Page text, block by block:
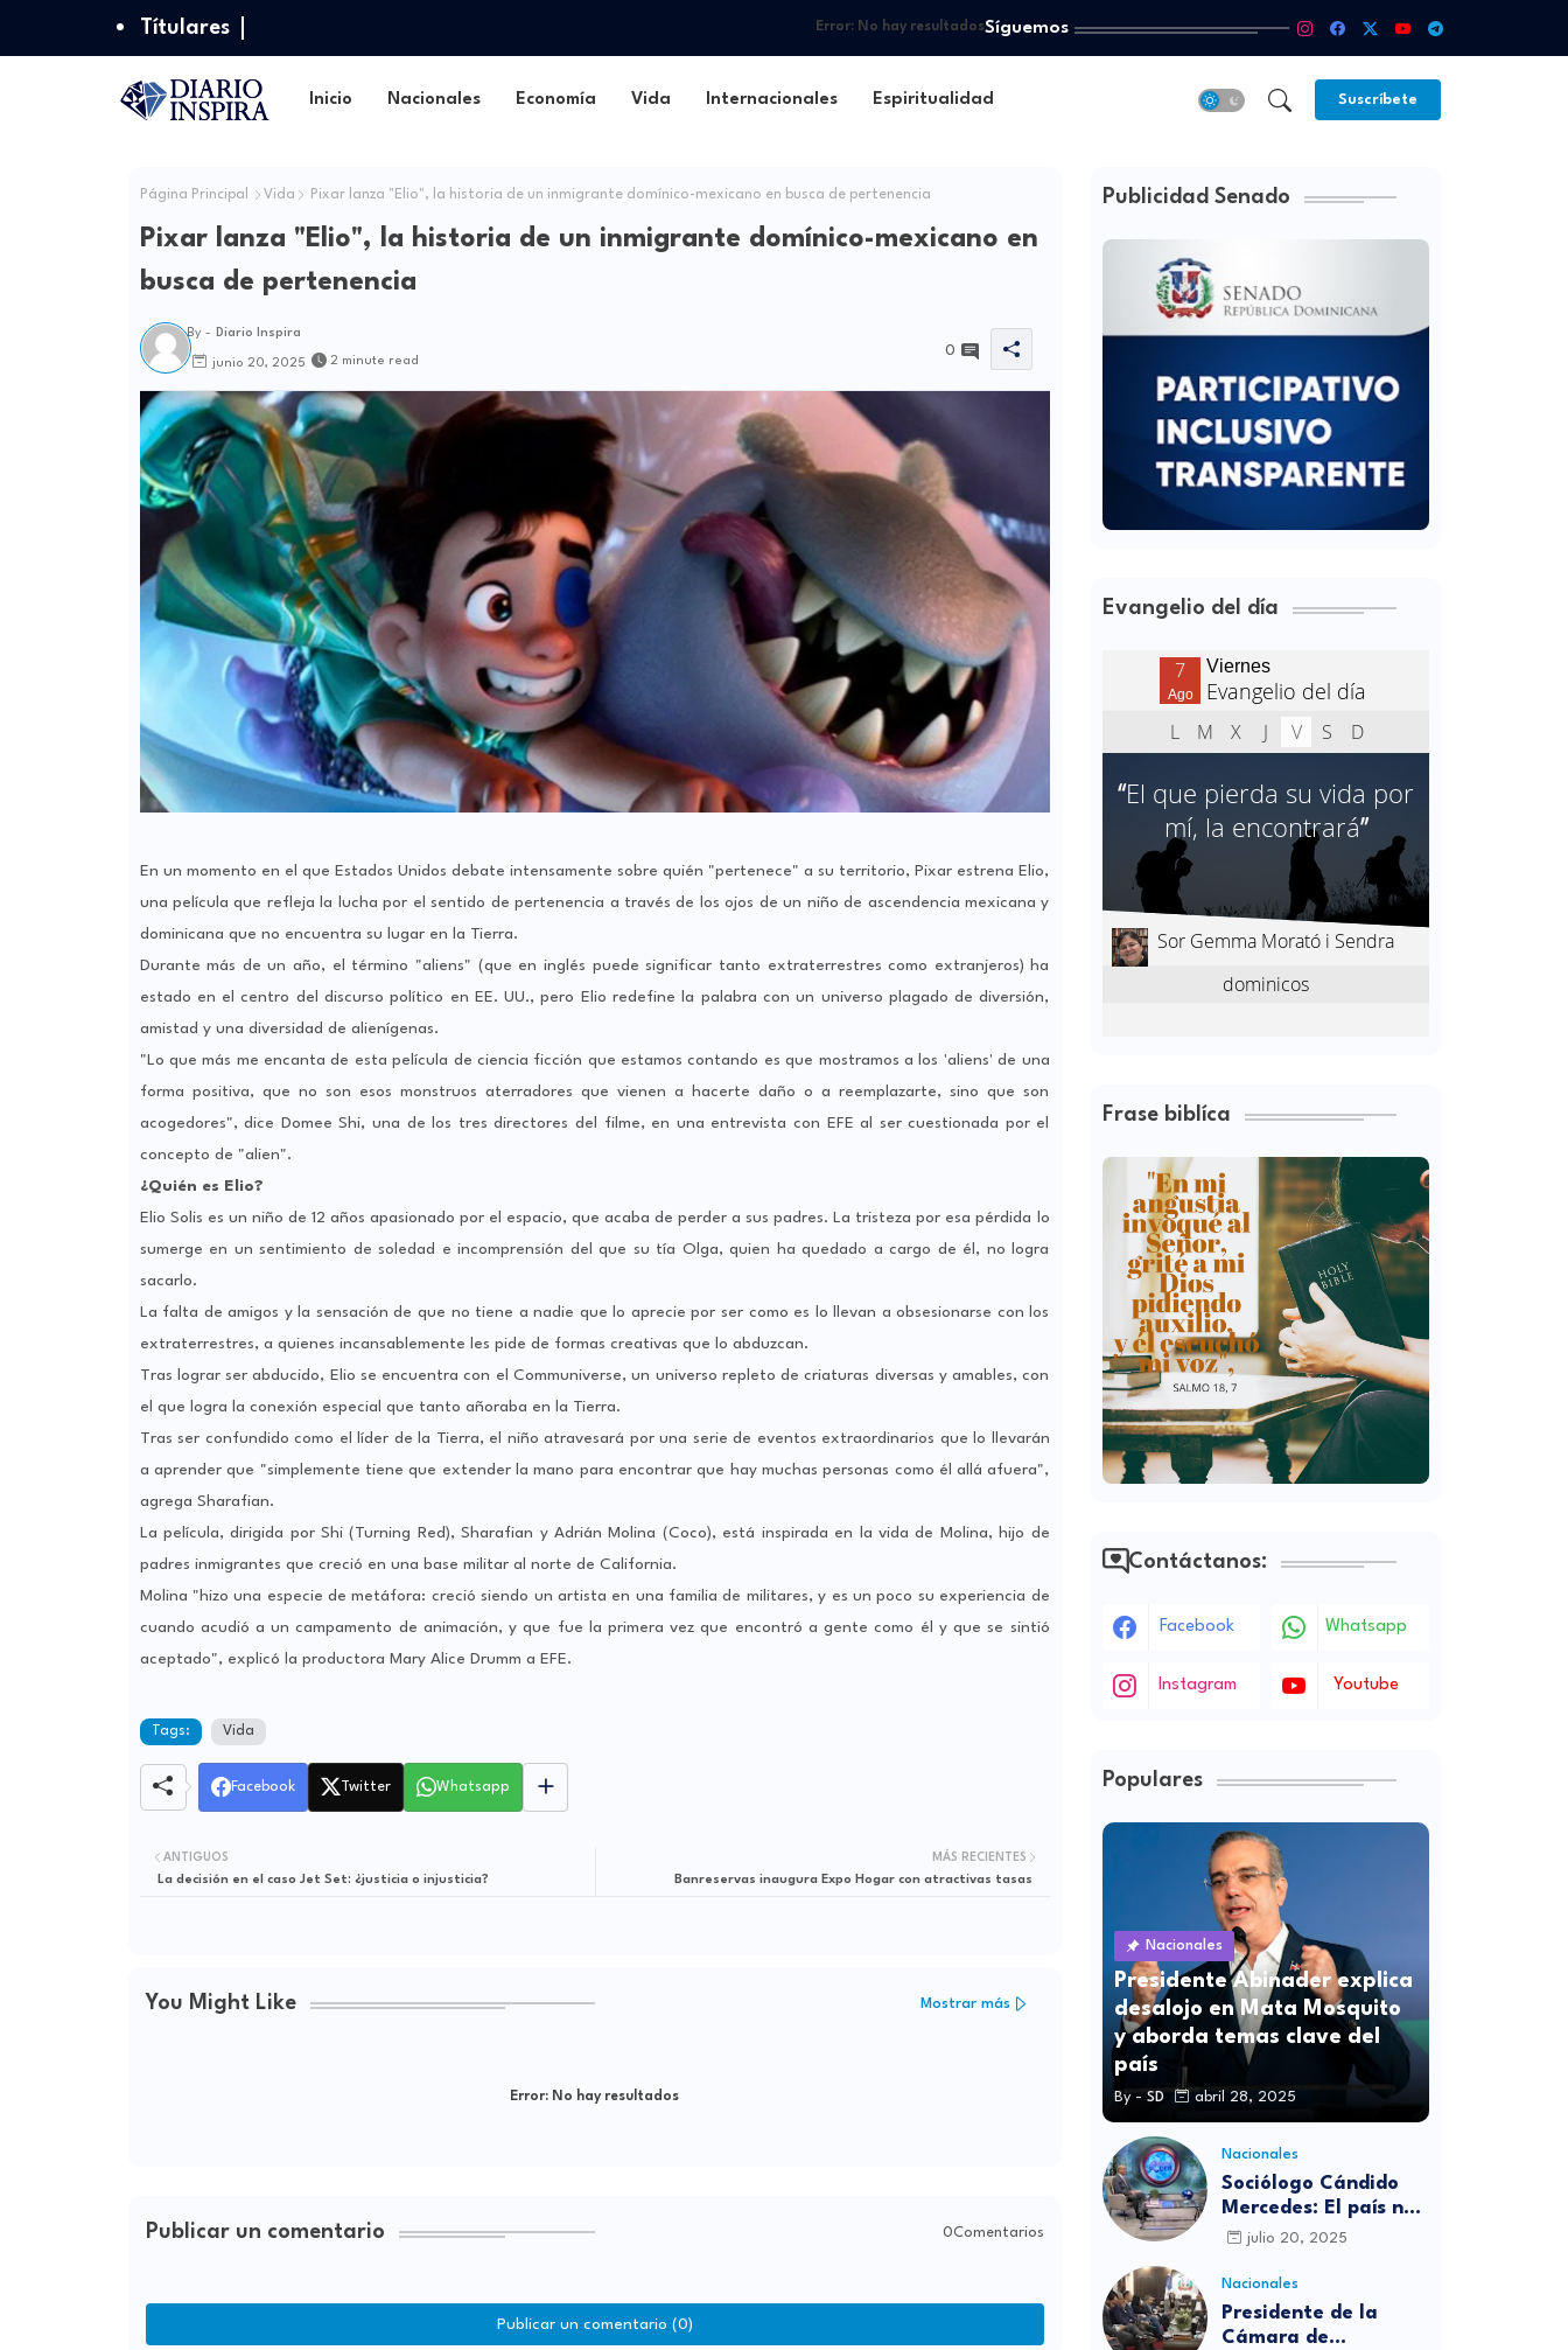
Títulares Error:No hay resultadosSíguemos
Inicio Nacionales Economía Vida Internacionales Espiritualidad Suscríbete
Página Principal Vida Pixar lanza "Elio", la historia de un inmigrante domínico-mexicano en busca de pertenencia
Pixar lanza "Elio", la historia de un inmigrante domínico-mexicano en
busca de pertenencia
By - Diario Inspira
junio 20, 2025 2 minute read
0
En un momento en el que Estados Unidos debate intensamente sobre quién "pertenece" a su territorio, Pixar estrena Elio,
una película que refleja la lucha por el sentido de pertenencia a través de los ojos de un niño de ascendencia mexicana y
dominicana que no encuentra su lugar en la Tierra.
Durante más de un año, el término "aliens" (que en inglés puede significar tanto extraterrestres como extranjeros) ha
estado en el centro del discurso político en EE. UU., pero Elio redefine la palabra con un universo plagado de diversión,
amistad y una diversidad de alienígenas.
"Lo que más me encanta de esta película de ciencia ficción que estamos contando es que mostramos a los 'aliens' de una
forma positiva, que no son esos monstruos aterradores que vienen a hacerte daño o a reemplazarte, sino que son
acogedores", dice Domee Shi, una de los tres directores del filme, en una entrevista con EFE al ser cuestionada por el
concepto de "alien".
¿Quién es Elio?
Elio Solis es un niño de 12 años apasionado por el espacio, que acaba de perder a sus padres. La tristeza por esa pérdida lo
sumerge en un sentimiento de soledad e incomprensión del que su tía Olga, quien ha quedado a cargo de él, no logra
sacarlo.
La falta de amigos y la sensación de que no tiene a nadie que lo aprecie por ser como es lo llevan a obsesionarse con los
extraterrestres, a quienes incansablemente les pide de formas creativas que lo abduzcan.
Tras lograr ser abducido, Elio se encuentra con el Communiverse, un universo repleto de criaturas diversas y amables, con
el que logra la conexión especial que tanto añoraba en la Tierra.
Tras ser confundido como el líder de la Tierra, el niño atravesará por una serie de eventos extraordinarios que lo llevarán
a aprender que "simplemente tiene que extender la mano para encontrar que hay muchas personas como él allá afuera",
agrega Sharafian.
La película, dirigida por Shi (Turning Red), Sharafian y Adrián Molina (Coco), está inspirada en la vida de Molina, hijo de
padres inmigrantes que creció en una base militar al norte de California.
Molina "hizo una especie de metáfora: creció siendo un artista en una familia de militares, y es un poco su experiencia de
cuando acudió a un campamento de animación, y que fue la primera vez que encontró a gente como él y que se sintió
aceptado", explicó la productora Mary Alice Drumm a EFE.
Tags: Vida
Facebook Twitter Whatsapp
MÁS RECIENTES
Banreservas inaugura Expo Hogar con atractivas tasas
ANTIGUOS
La decisión en el caso Jet Set: ¿justicia o injusticia?
You Might Like Mostrar más
Error: No hay resultados
Publicar un comentario 0Comentarios
Publicar un comentario (0)
Publicidad Senado
Evangelio del día
Frase biblíca
Contáctanos:
Facebook Whatsapp
Instagram Youtube
Populares
Nacionales
Presidente Abinader explica
desalojo en Mata Mosquito
y aborda temas clave del
país
By - SD abril 28, 2025
Nacionales
Sociólogo Cándido
Mercedes: El país no
está preparado para
independientes
julio 20, 2025
Nacionales
Presidente de la
Cámara de